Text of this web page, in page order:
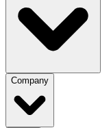
Company